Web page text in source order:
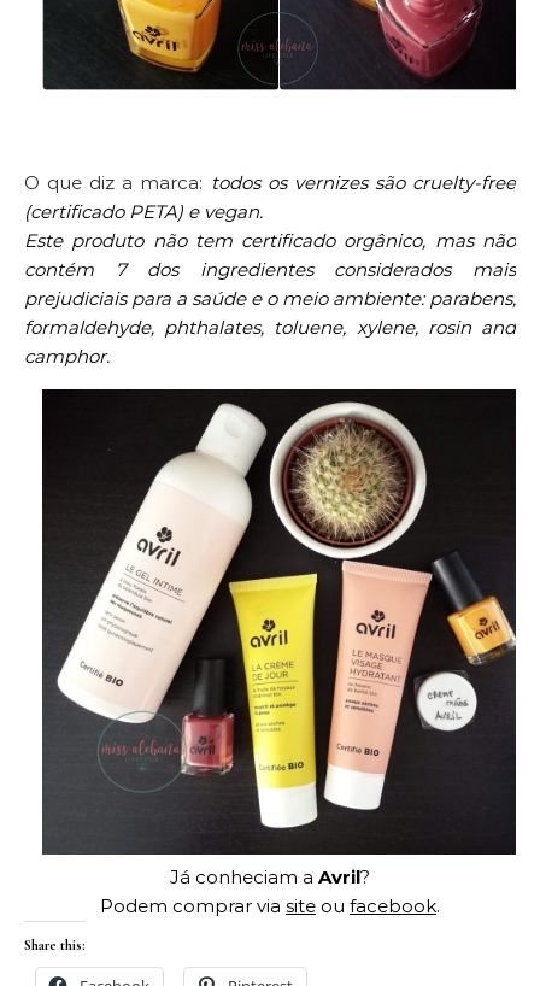
O que diz a marca: todos os vernizes são cruelty-free
(certificado PETA) e vegan.
Este produto não tem certificado orgânico, mas não
contém 7 dos ingredientes considerados mais
prejudiciais para a saúde e o meio ambiente: parabens,
formaldehyde, phthalates, toluene, xylene, rosin and
camphor.
Já conheciam a Avril?
Podem comprar via site ou facebook.
Share this: